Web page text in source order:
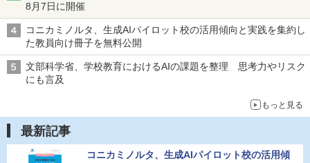
8月7日に開催
コニカミノルタ、生成AIパイロット校の活用傾向と実践を集約し
た教員向け冊子を無料公開
文部科学省、学校教育におけるAIの課題を整理 思考力やリスク
にも言及
もっと見る
最新記事
コニカミノルタ、生成AIパイロット校の活用傾